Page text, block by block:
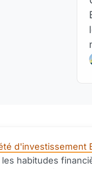
d'investissement
habitudes